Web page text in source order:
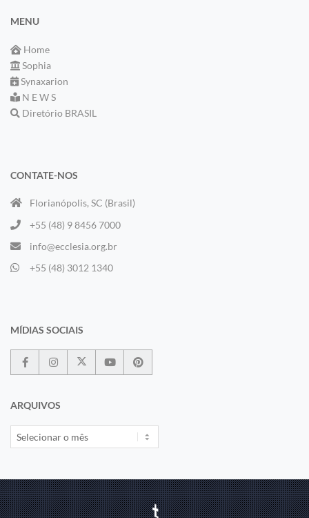
MENU
Home
Sophia
Synaxarion
N E W S
Diretório BRASIL
CONTATE-NOS
Florianópolis, SC (Brasil)
+55 (48) 9 8456 7000
info@ecclesia.org.br
+55 (48) 3012 1340
MÍDIAS SOCIAIS
ARQUIVOS